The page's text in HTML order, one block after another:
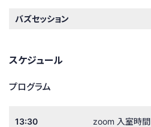
バズセッション
スケジュール
プログラム
13:30 zoom 入室時間